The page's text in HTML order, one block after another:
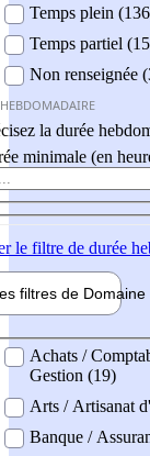
Temps plein
Temps partiel
Non renseignée
la durée
minimale (en
le filtre de durée
filtres de Domaine
professionel
Achats /
Gestion (19)
Arts / Artisanat
Banque /